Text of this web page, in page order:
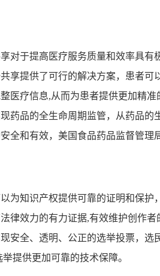
对于提高医疗服务质量和效率具
享提供了可行的解决方案，患者
医疗信息,从而为患者提供更加精准
药品的全生命周期监管，从药品
全和有效，美国食品药品监督管
为知识产权提供可靠的证明和保
律效力的有力证据,有效维护创作者
安全、透明、公正的选举投票，
提供更加可靠的技术保障。